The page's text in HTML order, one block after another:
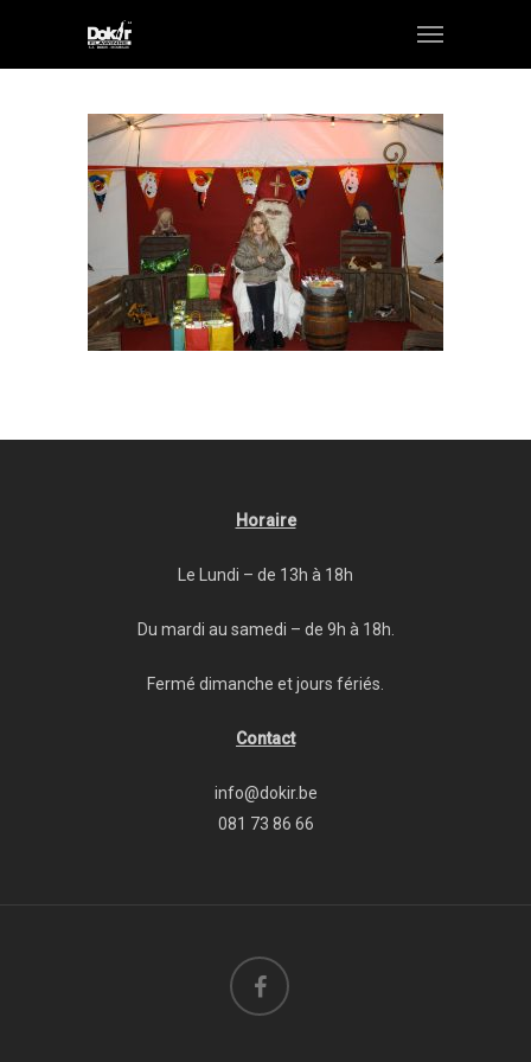
Horaire
Le Lundi – de 13h à 18h
Du mardi au samedi – de 9h à 18h.
Fermé dimanche et jours fériés.
Contact
info@dokir.be
081 73 86 66